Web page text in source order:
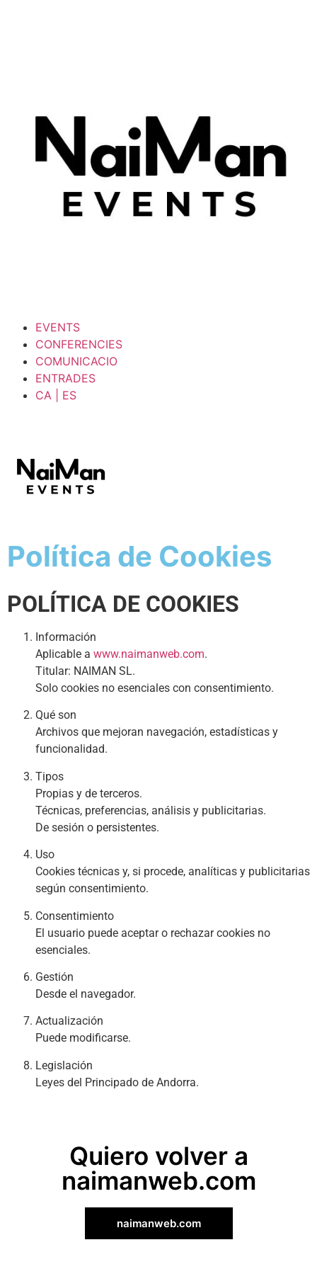
EVENTS
CONFERENCIES
COMUNICACIO
ENTRADES
CA | ES
Política de Cookies
POLÍTICA DE COOKIES
Información
Aplicable a www.naimanweb.com.
Titular: NAIMAN SL.
Solo cookies no esenciales con consentimiento.
Qué son
Archivos que mejoran navegación, estadísticas y
funcionalidad.
Tipos
Propias y de terceros.
Técnicas, preferencias, análisis y publicitarias.
De sesión o persistentes.
Uso
Cookies técnicas y, si procede, analíticas y publicitarias
según consentimiento.
Consentimiento
El usuario puede aceptar o rechazar cookies no
esenciales.
Gestión
Desde el navegador.
Actualización
Puede modificarse.
Legislación
Leyes del Principado de Andorra.
Quiero volver a
naimanweb.com
naimanweb.com